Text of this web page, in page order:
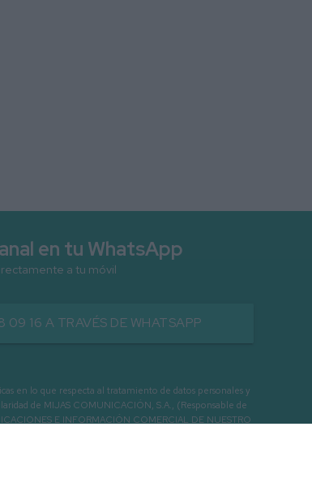
en tu WhatsApp
a tu móvil
16 A TRAVÉS DE WHATSAPP
en lo que respecta al tratamiento de datos personales y
de MIJAS COMUNICACIÓN, S.A., (Responsable de
E INFORMACIÓN COMERCIAL DE NUESTRO